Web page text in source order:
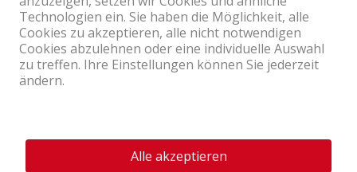
Ein Unternehmen der Coop Gruppe